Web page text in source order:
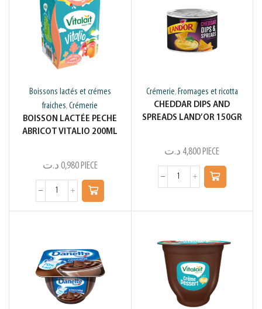
Boissons lactés et crémes
fraiches,Crémerie
BOISSON LACTÉE PECHE
ABRICOT VITALIO 200ML
0,980 د.ت PIECE
Crémerie, Fromages et ricotta
CHEDDAR DIPS AND
SPREADS LAND’OR 150GR
4,800 د.ت PIECE